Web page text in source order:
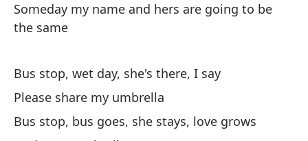
Someday my name and hers are going to be
the same
Bus stop, wet day, she's there, I say
Please share my umbrella
Bus stop, bus goes, she stays, love grows